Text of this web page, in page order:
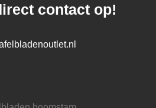
contact op!